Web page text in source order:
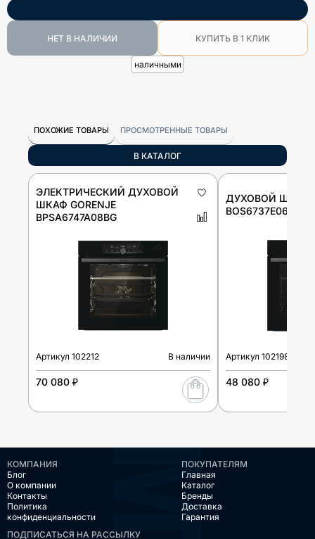
НЕТ В НАЛИЧИИ КУПИТЬ В 1 КЛИК
наличными
ПОХОЖИЕ ТОВАРЫ ПРОСМОТРЕННЫЕ ТОВАРЫ
В КАТАЛОГ
ЭЛЕКТРИЧЕСКИЙ ДУХОВОЙ
ШКАФ GORENJE
BPSA6747A08BG
Артикул 102212 В наличии
70 080 ₽
ДУХОВОЙ ШКАФ
BOS6737E06FBG
Артикул 102198
48 080 ₽
КОМПАНИЯ
Блог
О компании
Контакты
Политика
конфиденциальности
ПОКУПАТЕЛЯМ
Главная
Каталог
Бренды
Доставка
Гарантия
ПОДПИСАТЬСЯ НА РАССЫЛКУ